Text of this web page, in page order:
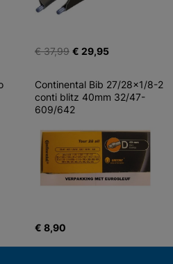
€ 37,99 € 29,95
Continental Bib 27/28x1/8-2
conti blitz 40mm 32/47-
609/642
€ 8,90